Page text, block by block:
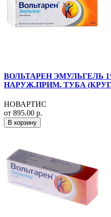
ВОЛЬТАРЕН ЭМУЛЬГЕЛЬ
НАРУЖ.ПРИМ. ТУБА
НОВАРТИС
от 895.00 р.
В корзину